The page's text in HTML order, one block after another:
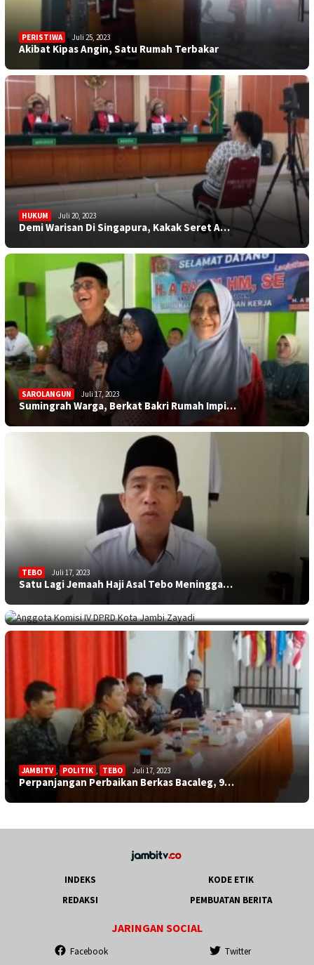
PERISTIWA Juli 25, 2023
Akibat Kipas Angin, Satu Rumah Terbakar
HUKUM Juli 20, 2023
Demi Warisan Di Singapura, Kakak Seret A…
SAROLANGUN Juli 17, 2023
Sumingrah Warga, Berkat Bakri Rumah Impi…
TEBO Juli 17, 2023
Satu Lagi Jemaah Haji Asal Tebo Meningga…
KOTA JAMBI
Sekolah Minim Siswa, Dewan: Diknas Harus…
JAMBITV , POLITIK , TEBO Juli 17, 2023
Perpanjangan Perbaikan Berkas Bacaleg, 9…
INDEKS
KODE ETIK
REDAKSI
PEMBUATAN BERITA
JARINGAN SOCIAL
Facebook Twitter